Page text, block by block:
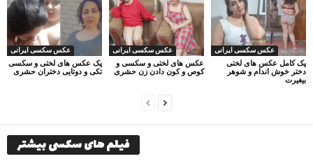
عکس سکسی ایرانی
پک عکس های لختی و سکسی
تکی و دوتایی دختران حشری
عکس سکسی ایرانی
عکس های لختی و سکسی و
کوص و کون دادن زن حشری
عکس سکسی ایرانی
پک کامل عکس های لختی
دختر خوش اندام و شوهر
بیغیرت
فیلم های سکسی بیشتر